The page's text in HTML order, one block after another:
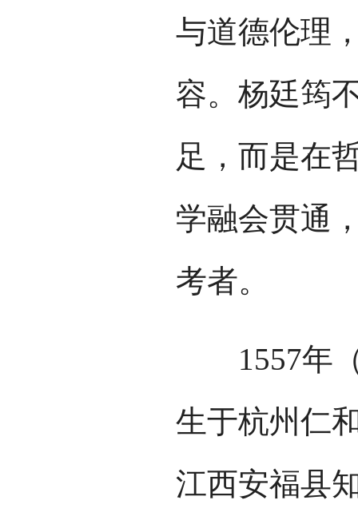
与道德伦理
容。杨廷筠
足，而是在
学融会贯通
考者。
1557年（
生于杭州仁
江西安福县